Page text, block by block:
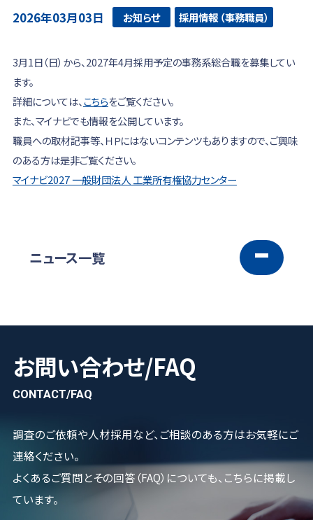
2026年03月03日 お知らせ 採用情報 （事務職員）
3月1日（日）から、2027年4月採用予定の事務系総合職を募集してい
ます。
詳細については、こちらをご覧ください。
また、マイナビでも情報を公開しています。
職員への取材記事等、ＨＰにはないコンテンツもありますので、ご興味
のある方は是非ご覧ください。
マイナビ2027 一般財団法人 工業所有権協力センター
ニュース一覧
お問い合わせ/FAQ
CONTACT/FAQ
調査のご依頼や人材採用など、ご相談のある方はお気軽にご
連絡ください。
よくあるご質問とその回答（FAQ）についても、こちらに掲載し
ています。